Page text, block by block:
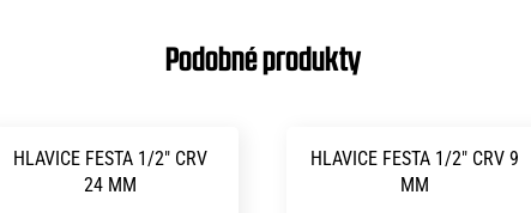
HLAVICE FESTA 1/2" CRV
24 MM
HLAVICE FESTA 1/2" CRV 9
MM